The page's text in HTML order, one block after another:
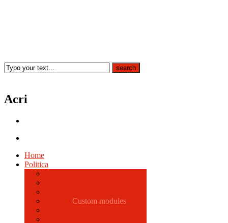
Acri
Home
Politica
Custom modules